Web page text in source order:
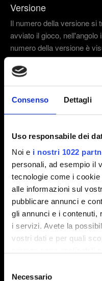
Consenso Dettagli
Uso responsabile dei
Noi e i nostri 1022
personali, ad esempio il
tecnologie come i
alle informazioni sul
pubblicare annunci e
gli annunci e i contenuti,
i servizi. Avete la
vostri dati e per quali
modificare o revocare il
delNecessario
Versione
Il numero della versione si
avviato il gioco, nell'angolo
numero della versione è
nell'angolo in basso a
2.31 (Ultima)
Email (attento agli
Breve descrizione del
Aggiungi file